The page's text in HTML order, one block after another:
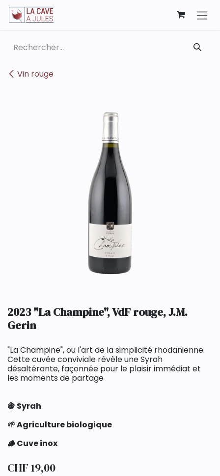
Se rendre au contenu
Vin rouge
2023 "La Champine", VdF rouge, J.M.
Gerin
"La Champine", ou l'art de la simplicité rhodanienne.
Cette cuvée conviviale révèle une Syrah
désaltérante, façonnée pour le plaisir immédiat et
les moments de partage
🍇 Syrah
🌱 Agriculture biologique
🪵 Cuve inox
CHF19,00